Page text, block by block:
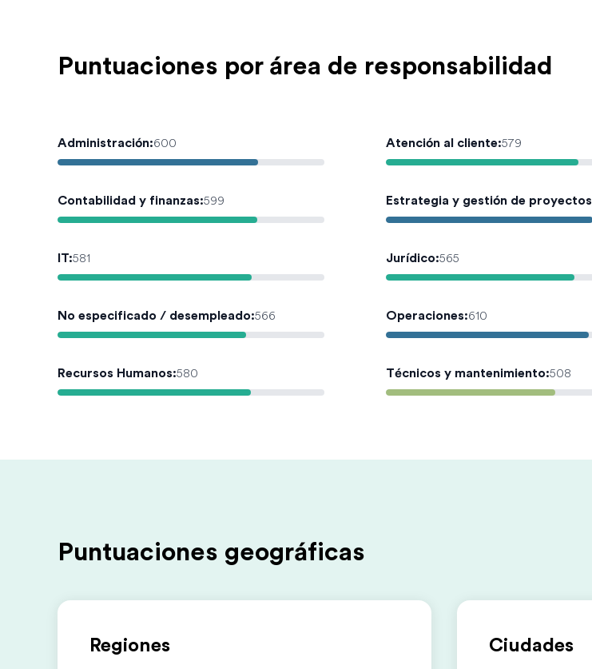
Puntuaciones por área de responsabilidad
Administración:600 Atención al cliente:579
Contabilidad y finanzas:599 Estrategia y gestión de proyectos
IT:581 Jurídico:565
No especificado / desempleado:566 Operaciones:610
Recursos Humanos:580 Técnicos y mantenimiento:508
Puntuaciones geográficas
Regiones Ciudades